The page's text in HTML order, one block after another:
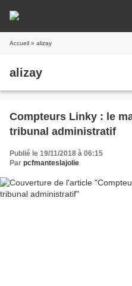
Accueil » alizay
alizay
Compteurs Linky : le
tribunal administratif
Publié le 19/11/2018 à 06:15
Par pcfmanteslajolie